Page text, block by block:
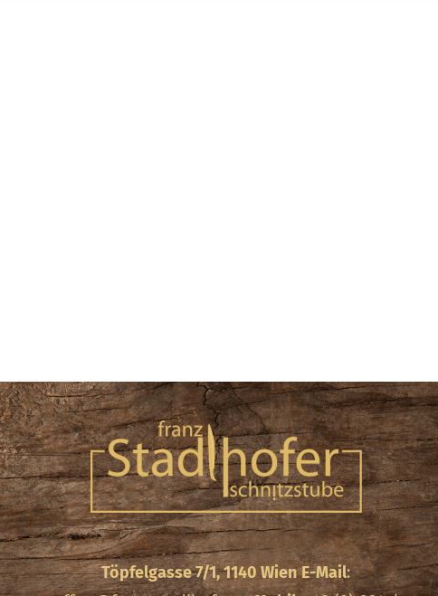
Töpfelgasse 7/1, 1140 Wien E-Mail: